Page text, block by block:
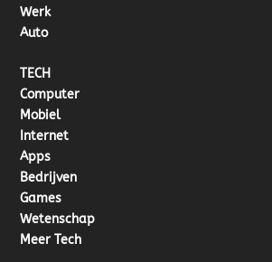
Werk
Auto
TECH
Computer
Mobiel
Internet
Apps
Bedrijven
Games
Wetenschap
Meer Tech